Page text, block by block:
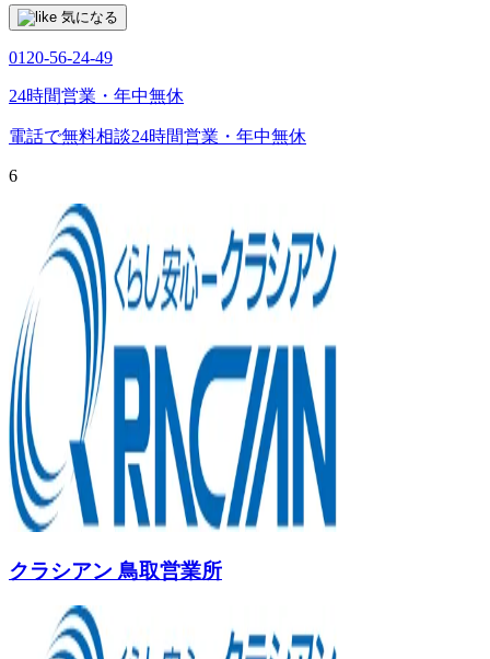
気になる
0120-56-24-49
24時間営業・年中無休
電話で無料相談24時間営業・年中無休
6
クラシアン 鳥取営業所